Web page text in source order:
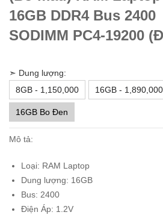
16GB DDR4 Bus 2400
SODIMM PC4-19200
➣ Dung lượng:
8GB - 1,150,000
16GB - 1,890,000
16GB Bo Đen
Mô tả:
Loại: RAM Laptop
Dung lượng: 16GB
Bus: 2400
Điện Áp: 1.2V